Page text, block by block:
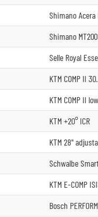
Shimano Acera
Shimano
Selle Royal
KTM COMP II
KTM COMP II
KTM +20° ICR
KTM 28"
Schwalbe
KTM E-COMP
Bosch